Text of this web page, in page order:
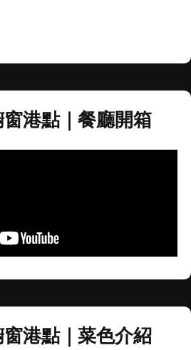
港點｜餐廳開箱
港點｜菜色介紹